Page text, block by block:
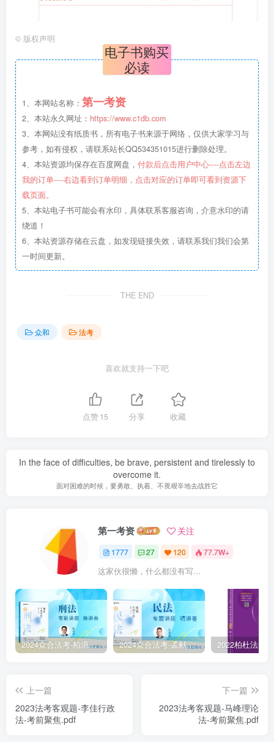
© 版权声明
电子书购买
必读
1、本网站名称： 第一考资
2、本站永久网址： https://www.c1db.com
3、本网站没有纸质书，所有电子书来源于网络，仅供大家学习与
参考，如有侵权，请联系站长QQ534351015进行删除处理。
4、本站资源均保存在百度网盘， 付款后点击用户中心----点击左边
我的订单----右边看到订单明细，点击对应的订单即可看到资源下
载页面。
5、本站电子书可能会有水印，具体联系客服咨询，介意水印的请
绕道！
6、本站资源存储在云盘，如发现链接失效，请联系我们我们会第
一时间更新。
THE END
众和 法考
喜欢就支持一下吧
点赞15 分享 收藏
In the face of difficulties, be brave, persistent and tirelessly to
overcome it.
面对困难的时候，要勇敢、执着、不畏艰辛地去战胜它
第一考资 关注
1777 27 120 77.7W+
这家伙很懒，什么都没有写...
2024众合法考-柏浪涛刑法-精讲卷pdf电子版（附视频1-76全） 2024众合法考-孟献贵民法-精讲卷.pdf
上一篇
2023法考客观题-李佳行政
法-考前聚焦.pdf
下一篇
2023法考客观题-马峰理论
法-考前聚焦.pdf